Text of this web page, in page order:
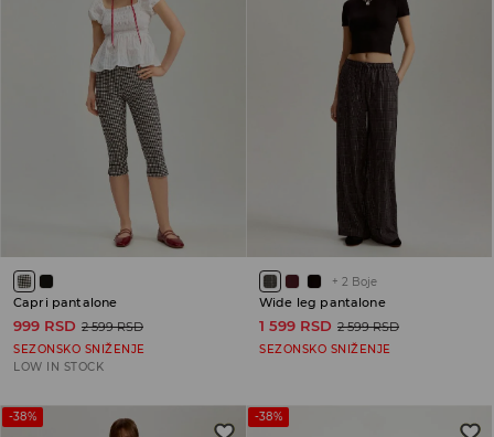
Capri pantalone
999 RSD 2 599 RSD
SEZONSKO SNIŽENJE
LOW IN STOCK
+ 2 Boje
Wide leg pantalone
1 599 RSD 2 599 RSD
SEZONSKO SNIŽENJE
-38% -38%